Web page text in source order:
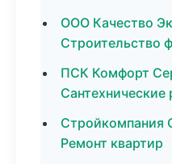
ООО Качество
Строительство
ПСК Комфорт
Сантехнические
Стройкомпания
Ремонт квартир